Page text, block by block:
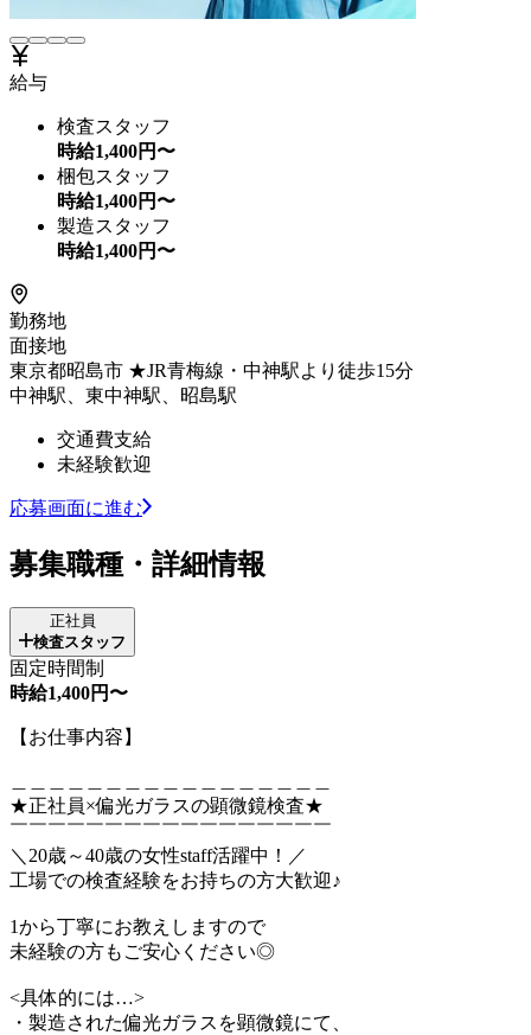
給与
検査スタッフ
時給1,400円〜
梱包スタッフ
時給1,400円〜
製造スタッフ
時給1,400円〜
勤務地
面接地
東京都昭島市 ★JR青梅線・中神駅より徒歩15分
中神駅、東中神駅、昭島駅
交通費支給
未経験歓迎
応募画面に進む
募集職種・詳細情報
正社員
検査スタッフ
固定時間制
時給1,400円〜
【お仕事内容】
★正社員×偏光ガラスの顕微鏡検査★
￣￣￣￣￣￣￣￣￣￣￣￣￣￣￣￣￣
＼20歳～40歳の女性staff活躍中！／
工場での検査経験をお持ちの方大歓迎♪
1から丁寧にお教えしますので
未経験の方もご安心ください◎
<具体的には…>
・製造された偏光ガラスを顕微鏡にて、